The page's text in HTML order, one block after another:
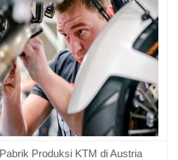
Produksi KTM di Austria